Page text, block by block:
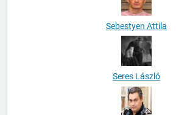
Sebestyen Attila
Seres László